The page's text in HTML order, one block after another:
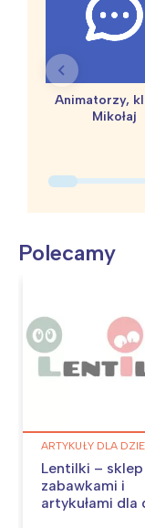
Animatorzy,
Mikołaj
Polecamy
ARTYKUŁY DLA
Lentilki – sklep
zabawkami i
artykułami dla